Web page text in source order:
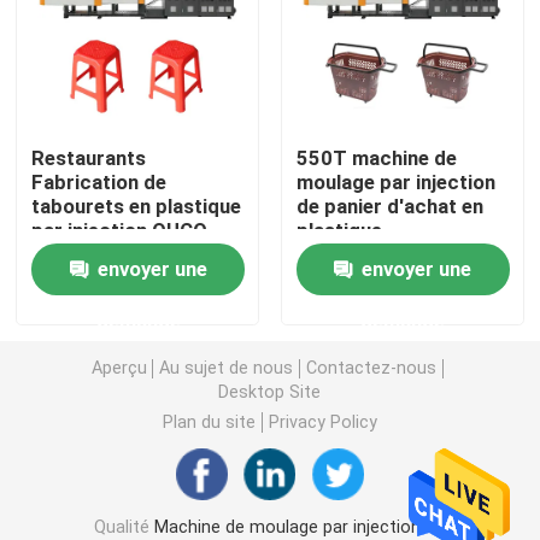
Machine hydraulique de moulage par injection
machine à grande vitesse de moulage par injection
Machine de moulage par injection de moteur servo
Machine de moulage par injection d'ANIMAL FAMILIER
Machine de moulage par injection de PVC
Mini Injection Molding Machine
Restaurants
Fabrication de
tabourets en plastique
par injection OUCO
880T
envoyer une
550T machine de
moulage par injection
de panier d'achat en
plastique
envoyer une
Aperçu Au sujet de nous
Contactez-nous
Desktop Site
Plan du site
Privacy Policy
Qualité Machine de moulage par injection de